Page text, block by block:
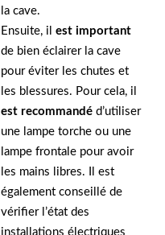
la cave.
Ensuite, il est important
de bien éclairer la cave
pour éviter les chutes et
les blessures. Pour cela, il
est recommandé d’utiliser
une lampe torche ou une
lampe frontale pour avoir
les mains libres. Il est
également conseillé de
vérifier l’état des
installations électriques